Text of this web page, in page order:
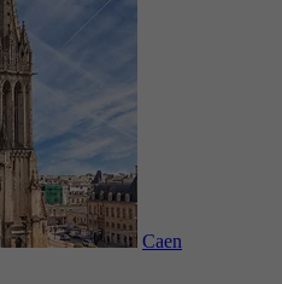
Caen